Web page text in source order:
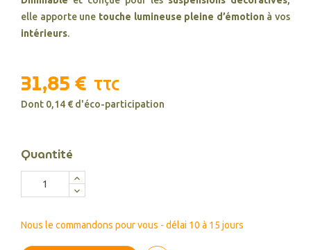
elle apporte une touche lumineuse pleine d’émotionà vos
intérieurs.
31,85 € TTC
Dont 0,14 € d'éco-participation
Quantité
Nous le commandons pour vous - délai 10 à 15 jours